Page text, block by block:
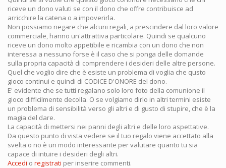
riceve un dono valuti se con il dono che offre contribuisce ad
arricchire la catena o a impoverirla.
Non possiamo negare che alcuni regali, a prescindere dal loro valore
commerciale, hanno un'attrattiva particolare. Quindi se qualcuno
riceve un dono molto appetibile e ricambia con un dono che non
interessa a nessuno forse è il caso che si ponga delle domande
sulla propria capacità di comprendere i desideri delle altre persone.
Quel che voglio dire che è esiste un problema di voglia che qusto
gioco continui e quindi di CODICE D'ONORE del dono.
E' evidente che se tutti regalano solo loro foto della comunione il
gioco difficilmente decolla. O se volgiamo dirlo in altri termini esiste
un problema di sensibilità verso gli altri e di gusto di stupire, che è la
magia del dare.
La capacità di mettersi nei panni degli altri e delle loro aspettative.
Da questo punto di vista vedere se il tuo regalo viene accettato alla
svelta o no è un modo interessante per valutare quanto tu sia
capace di intuire i desideri degli altri.
Accedi o registrati per inserire commenti.